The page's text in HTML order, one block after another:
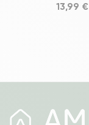
Prix
13,99 €